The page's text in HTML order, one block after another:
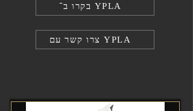
בקרו ב־ YPLA
צרו קשר עם YPLA